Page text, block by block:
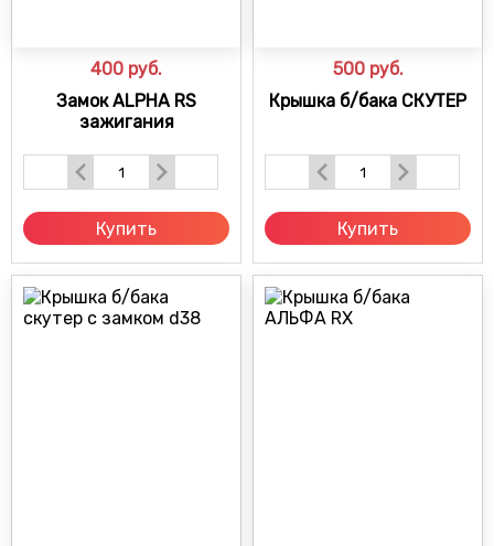
400 руб.
Замок ALPHA RS
зажигания
Купить
500 руб.
Крышка б/бака СКУТЕР
Купить